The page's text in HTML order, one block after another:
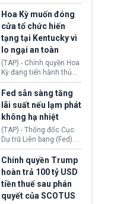
thêm danh tính khác
nhằm duy trì hoạt động
hoạch thương mại hoá
World Cup bị phanh phui,
Chủ tịch Gianni Infantino
tiếp tục đối mặt cáo
buộc dùng sức ép tài
chính để đổi lấy sự ủng
chính trị từ Liên đoàn
Bóng đá Jordan. Trước
áp lực dồn dập, FIFA phải
tổ chức cuộc họp khẩn ở
Morocco.
Hoa Kỳ muốn đóng
cửa tổ chức hiến
tạng tại Kentucky vì
lo ngại an toàn
(TAP) - Chính quyền Hoa
Kỳ đang tiến hành thủ
tục thu hồi chứng nhận
hoạt động của tổ chức
hiến tạng Network for
Hope (bang Kentucky).
Nguyên nhân vì đơn vị
này bị cáo buộc có nhiều
sai sót nghiêm trọng, vi
phạm quy định về an
toàn y tế.
Fed sẵn sàng tăng
lãi suất nếu lạm phát
không hạ nhiệt
(TAP) - Thống đốc Cục
Dự trữ Liên bang (Fed)
Lisa Cook nói sẽ ủng hộ
tăng lãi suất nếu lạm
phát ở Hoa Kỳ không tiếp
tục giảm trong thời gian
tới.
Chính quyền Trump
hoàn trả 100 tỷ USD
tiền thuế sau phán
quyết của SCOTUS